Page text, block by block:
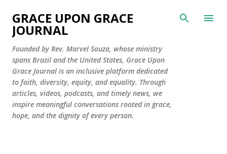
Skip to main content
GRACE UPON GRACE
JOURNAL
Founded by Rev. Marvel Souza, whose ministry
spans Brazil and the United States, Grace Upon
Grace Journal is an inclusive platform dedicated
to faith, diversity, equity, and equality. Through
articles, videos, podcasts, and timely news, we
inspire meaningful conversations rooted in grace,
hope, and the dignity of every person.